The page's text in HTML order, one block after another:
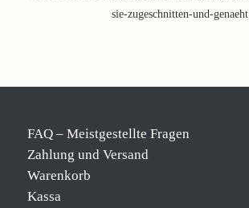
sie-zugeschnitten-und-genaeht
FAQ – Meistgestellte Fragen
Zahlung und Versand
Warenkorb
Kassa